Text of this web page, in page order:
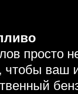
просто
чтобы ваш